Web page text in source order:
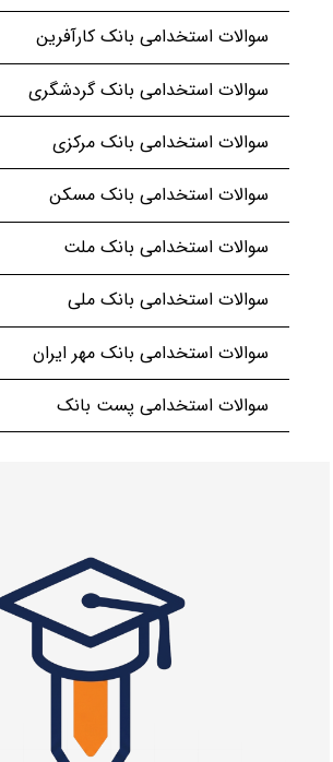
سوالات استخدامی بانک کارآفرین
سوالات استخدامی بانک گردشگری
سوالات استخدامی بانک مرکزی
سوالات استخدامی بانک مسکن
سوالات استخدامی بانک ملت
سوالات استخدامی بانک ملی
سوالات استخدامی بانک مهر ایران
سوالات استخدامی پست بانک